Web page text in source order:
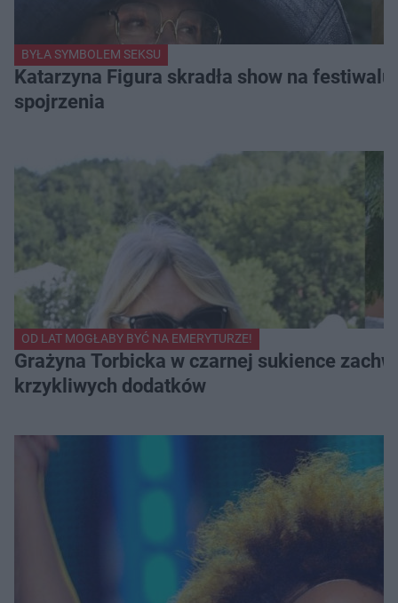
BYŁA SYMBOLEM SEKSU
Katarzyna Figura skradła show na
spojrzenia
OD LAT MOGŁABY BYĆ NA EMERYTURZE!
Grażyna Torbicka w czarnej sukience
krzykliwych dodatków